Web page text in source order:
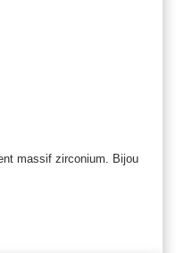
massif zirconium. Bijou